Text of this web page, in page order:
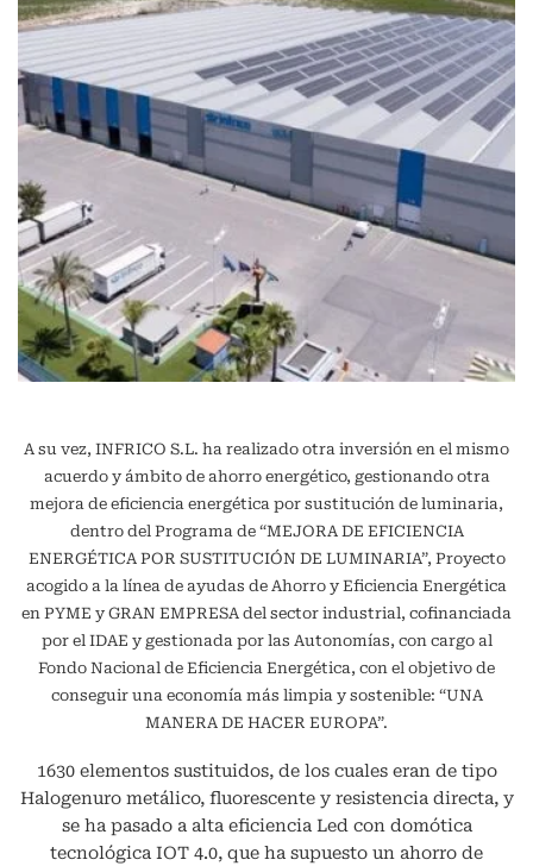
A su vez, INFRICO S.L. ha realizado otra inversión en el mismo
acuerdo y ámbito de ahorro energético, gestionando otra
mejora de eficiencia energética por sustitución de luminaria,
dentro del Programa de “MEJORA DE EFICIENCIA
ENERGÉTICA POR SUSTITUCIÓN DE LUMINARIA”, Proyecto
acogido a la línea de ayudas de Ahorro y Eficiencia Energética
en PYME y GRAN EMPRESA del sector industrial, cofinanciada
por el IDAE y gestionada por las Autonomías, con cargo al
Fondo Nacional de Eficiencia Energética, con el objetivo de
conseguir una economía más limpia y sostenible: “UNA
MANERA DE HACER EUROPA”.
1630 elementos sustituidos, de los cuales eran de tipo
Halogenuro metálico, fluorescente y resistencia directa, y
se ha pasado a alta eficiencia Led con domótica
tecnológica IOT 4.0, que ha supuesto un ahorro de